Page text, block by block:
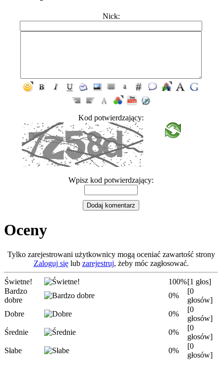
Nick:
Kod potwierdzający:
Wpisz kod potwierdzający:
Oceny
Tylko zarejestrowani użytkownicy mogą oceniać zawartość strony
Zaloguj sięlub zarejestruj, żeby móc zagłosować.
Świetne! 100%[1 głos]
Bardzo
dobre
0%
[0
głosów]
Dobre
0%
[0
głosów]
Średnie
0%
[0
głosów]
Słabe
0%
[0
głosów]